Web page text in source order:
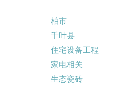
柏市
千叶县
住宅设备工程
家电相关
生态瓷砖